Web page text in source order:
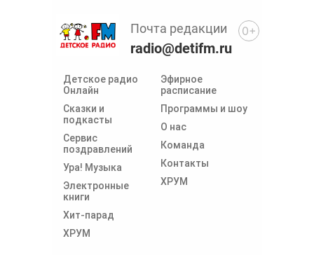
Детское радио
Онлайн
Сказки и
подкасты
Сервис
поздравлений
Ура! Музыка
Электронные
книги
Хит-парад
ХРУМ
Эфирное
расписание
Программы и шоу
О нас
Команда
Контакты
ХРУМ
Почта редакции
radio@detifm.ru
0+